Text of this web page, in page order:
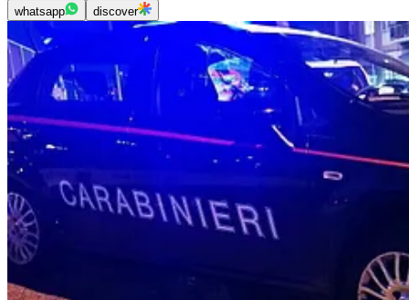
whatsapp discover